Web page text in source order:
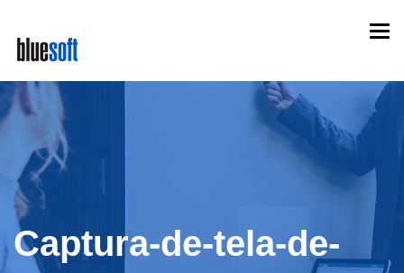
main
content
Captura-de-tela-de-